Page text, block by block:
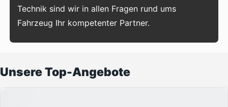
Technik sind wir in allen Fragen rund ums
Fahrzeug Ihr kompetenter Partner.
Unsere Top-Angebote